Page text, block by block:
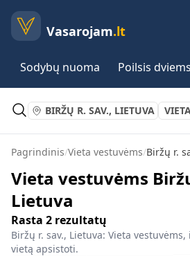
Vasarojam.lt
Sodybų nuoma Poilsis dviems
BIRŽŲ R. SAV., LIETUVA
Pagrindinis/Vieta vestuvėms/Biržų r.
Vieta vestuvėms
Lietuva
Rasta 2 rezultatų
Biržų r. sav., Lietuva: Vieta
vietą apsistoti.